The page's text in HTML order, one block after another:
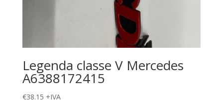
Legenda classe V Mercedes
A6388172415
€38.15 +IVA